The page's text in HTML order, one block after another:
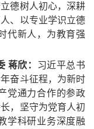
德树人初心，深耕
、以专业学识立德
代新人，为教育强
蒋欣： 习近平总书
奋斗征程，为新时
党通力合作的参政
，坚守为党育人初
学科研业务深度融